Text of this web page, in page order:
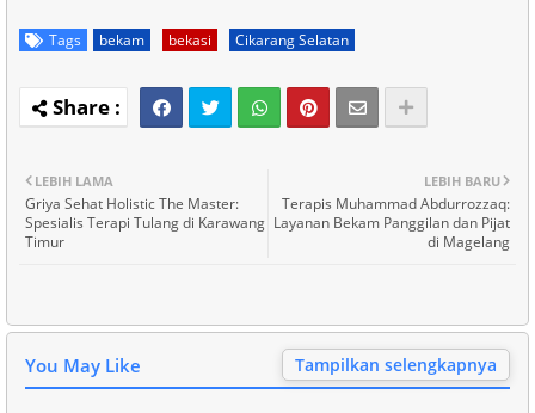
Tags bekam bekasi Cikarang Selatan
LEBIH BARU
Terapis Muhammad Abdurrozzaq:
Layanan Bekam Panggilan dan Pijat
di Magelang
LEBIH LAMA
Griya Sehat Holistic The Master:
Spesialis Terapi Tulang di Karawang
Timur
You May Like Tampilkan selengkapnya